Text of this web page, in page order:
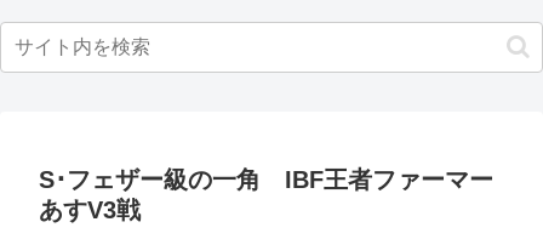
S･フェザー級の一角 IBF王者ファーマー
あすV3戦